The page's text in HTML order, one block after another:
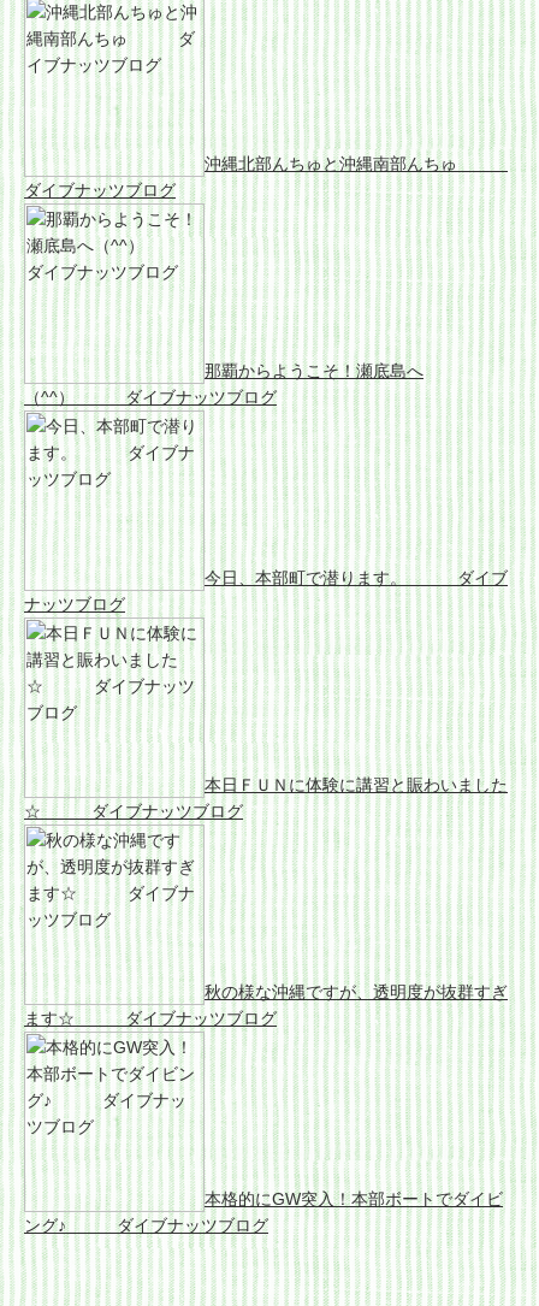
沖縄北部んちゅと沖縄南部んちゅ
ダイブナッツブログ
那覇からようこそ！瀬底島へ
（^^） ダイブナッツブログ
今日、本部町で潜ります。 ダイブ
ナッツブログ
本日ＦＵＮに体験に講習と賑わいました
☆ ダイブナッツブログ
秋の様な沖縄ですが、透明度が抜群すぎ
ます☆ ダイブナッツブログ
本格的にGW突入！本部ボートでダイビ
ング♪ ダイブナッツブログ